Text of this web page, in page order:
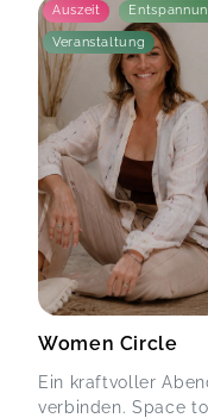
Auszeit
Veranstaltung
Women Circle
Ein kraftvoller
verbinden. Space